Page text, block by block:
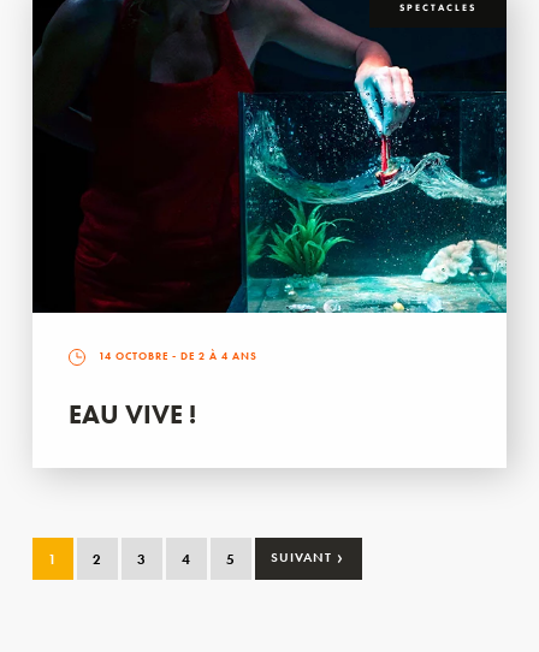
SPECTACLES
14 OCTOBRE - DE 2 À 4 ANS
EAU VIVE !
1 2 3 4 5 SUIVANT ›